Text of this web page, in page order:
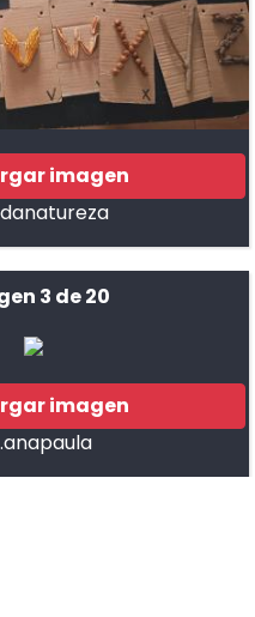
imagen
3 de 20
imagen